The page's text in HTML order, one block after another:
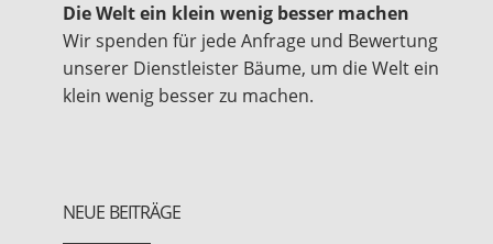
Die Welt ein klein wenig besser machen
Wir spenden für jede Anfrage und Bewertung
unserer Dienstleister Bäume, um die Welt ein
klein wenig besser zu machen.
NEUE BEITRÄGE